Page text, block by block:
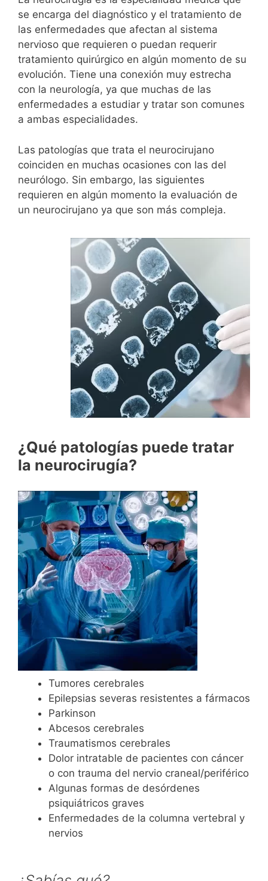
se encarga del diagnóstico y el tratamiento de
las enfermedades que afectan al sistema
nervioso que requieren o puedan requerir
tratamiento quirúrgico en algún momento de su
evolución. Tiene una conexión muy estrecha
con la neurología, ya que muchas de las
enfermedades a estudiar y tratar son comunes
a ambas especialidades.
Las patologías que trata el neurocirujano
coinciden en muchas ocasiones con las del
neurólogo. Sin embargo, las siguientes
requieren en algún momento la evaluación de
un neurocirujano ya que son más compleja.
¿Qué patologías puede tratar
la neurocirugía?
Tumores cerebrales
Epilepsias severas resistentes a fármacos
Parkinson
Abcesos cerebrales
Traumatismos cerebrales
Dolor intratable de pacientes con cáncer
o con trauma del nervio craneal/periférico
Algunas formas de desórdenes
psiquiátricos graves
Enfermedades de la columna vertebral y
nervios